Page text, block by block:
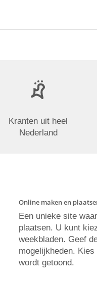
Kranten uit heel
Nederland
Online maken en
Een unieke site
plaatsen. U kunt
weekbladen. Geef
mogelijkheden.
wordt getoond.